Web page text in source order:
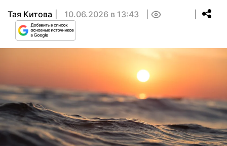
Тая Китова 10.06.2026 в 13:43